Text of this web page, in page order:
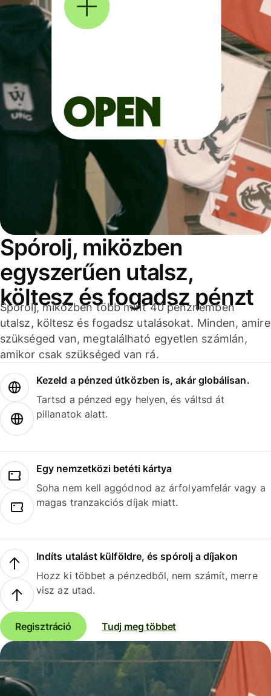
Spórolj, miközben
egyszerűen utalsz,
költesz és fogadsz pénzt
Spórolj, miközben több mint 40 pénznemben
utalsz, költesz és fogadsz utalásokat. Minden, amire
szükséged van, megtalálható egyetlen számlán,
amikor csak szükséged van rá.
Kezeld a pénzed útközben is, akár globálisan.
Tartsd a pénzed egy helyen, és váltsd át
pillanatok alatt.
Egy nemzetközi betéti kártya
Soha nem kell aggódnod az árfolyamfelár vagy a
magas tranzakciós díjak miatt.
Indíts utalást külföldre, és spórolj a díjakon
Hozz ki többet a pénzedből, nem számít, merre
visz az utad.
Regisztráció Tudj meg többet